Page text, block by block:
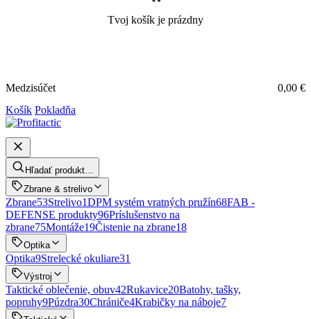
Tvoj košík je prázdny
Medzisúčet 0,00 €
Košík Pokladňa
Hľadať produkt…
Zbrane & strelivo
Zbrane53Strelivo1DPM systém vratných pružín68FAB -
DEFENSE produkty96Príslušenstvo na
zbrane75Montáže19Čistenie na zbrane18
Optika
Optika9Strelecké okuliare31
Výstroj
Taktické oblečenie, obuv42Rukavice20Batohy, tašky,
popruhy9Púzdra30Chrániče4Krabičky na náboje7